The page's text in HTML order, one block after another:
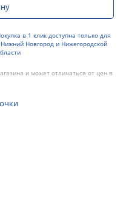
в 1 клик доступна только для
Новгород и Нижегородской
и может отличаться от цен в